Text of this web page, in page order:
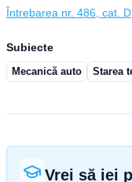
Întrebarea nr. 486, cat. D
Subiecte
Mecanică auto Starea
Vrei să iei